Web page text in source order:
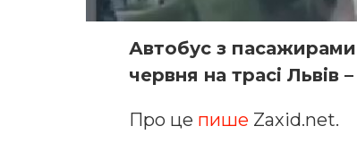
Автобус з
червня на трасі Львів
Про це пише Zaxid.net.